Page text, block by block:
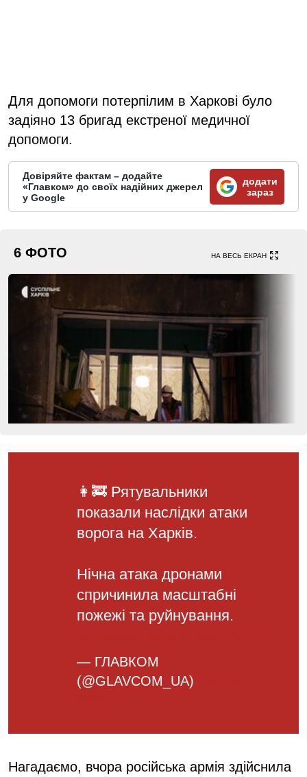
Для допомоги потерпілим в Харкові було
задіяно 13 бригад екстреної медичної
допомоги.
Довіряйте фактам – додайте
«Главком» до своїх надійних джерел
у Google
додати
зараз
6 ФОТО НА ВЕСЬ ЕКРАН
👩‍🚒 Рятувальники
показали наслідки атаки
ворога на Харків.
Нічна атака дронами
спричинила масштабні
пожежі та руйнування.
— ГЛАВКОМ
(@GLAVCOM_UA)
Нагадаємо, вчора російська армія здійснила